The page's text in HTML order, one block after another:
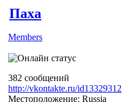
Паxа
Members
382 сообщений
http://vkontakte.ru/id13329312
Местоположение: Russia